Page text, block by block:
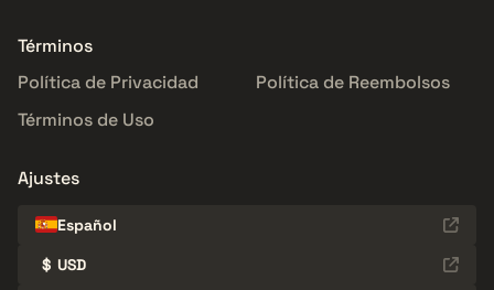
Términos
Política de Privacidad
Política de Reembolsos
Términos de Uso
Ajustes
Español
$ USD